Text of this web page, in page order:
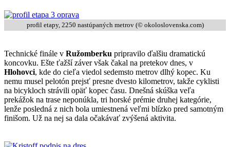
profil etapy, 2250 nastúpaných metrov (© okoloslovenska.com)
Technické finále v Ružomberku pripravilo ďalšiu dramatickú
koncovku. Ešte ťažší záver však čakal na pretekov dnes, v
Hlohovci, kde do cieľa viedol sedemsto metrov dlhý kopec. Ku
nemu musel pelotón prejsť presne dvesto kilometrov, takže cyklisti
na bicykloch strávili opäť kopec času. Dnešná skúška veľa
prekážok na trase neponúkla, tri horské prémie druhej kategórie,
lenže posledná z nich bola umiestnená veľmi blízko pred samotným
finišom. Už na nej sa dala očakávať zvýšená aktivita.